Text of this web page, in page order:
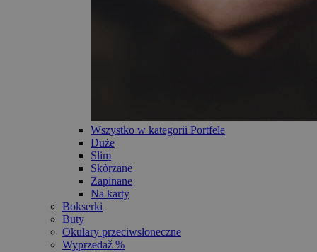
Wszystko w kategorii Portfele
Duże
Slim
Skórzane
Zapinane
Na karty
Bokserki
Buty
Okulary przeciwsłoneczne
Wyprzedaž %